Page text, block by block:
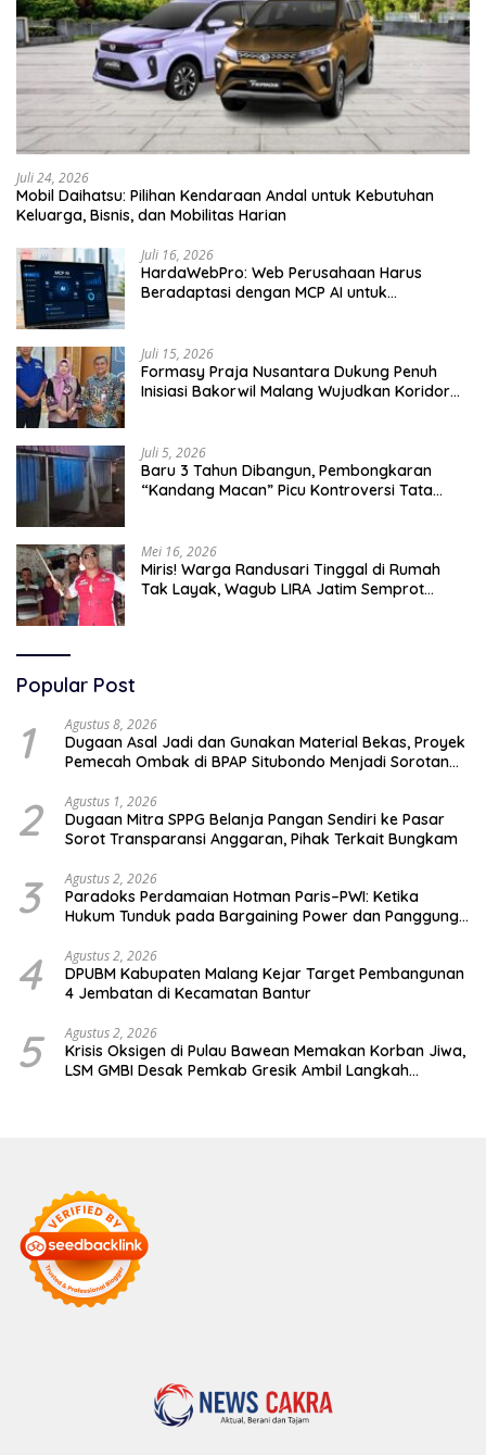
Juli 24, 2026
Mobil Daihatsu: Pilihan Kendaraan Andal untuk Kebutuhan
Keluarga, Bisnis, dan Mobilitas Harian
Juli 16, 2026
HardaWebPro: Web Perusahaan Harus
Beradaptasi dengan MCP AI untuk
Juli 15, 2026
Formasy Praja Nusantara Dukung Penuh
Inisiasi Bakorwil Malang Wujudkan Koridor
Juli 5, 2026
Baru 3 Tahun Dibangun, Pembongkaran
“Kandang Macan” Picu Kontroversi Tata
Mei 16, 2026
Miris! Warga Randusari Tinggal di Rumah
Tak Layak, Wagub LIRA Jatim Semprot
Popular Post
1 Agustus 8, 2026
Dugaan Asal Jadi dan Gunakan Material Bekas, Proyek
Pemecah Ombak di BPAP Situbondo Menjadi Sorotan
2 Agustus 1, 2026
Dugaan Mitra SPPG Belanja Pangan Sendiri ke Pasar
Sorot Transparansi Anggaran, Pihak Terkait Bungkam
3 Agustus 2, 2026
Paradoks Perdamaian Hotman Paris–PWI: Ketika
Hukum Tunduk pada Bargaining Power dan Panggung
4 Agustus 2, 2026
DPUBM Kabupaten Malang Kejar Target Pembangunan
4 Jembatan di Kecamatan Bantur
5 Agustus 2, 2026
Krisis Oksigen di Pulau Bawean Memakan Korban Jiwa,
LSM GMBI Desak Pemkab Gresik Ambil Langkah